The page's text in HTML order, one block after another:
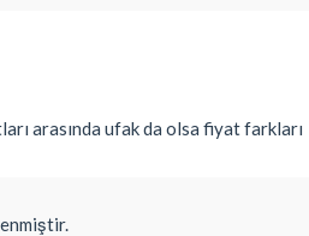
arasında ufak da olsa fiyat farkları